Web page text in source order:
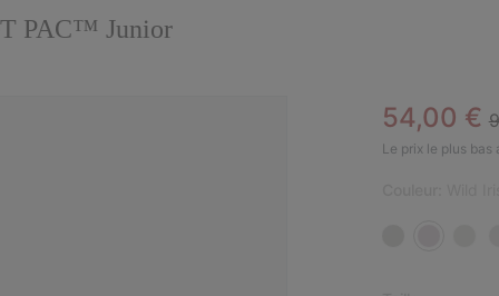
PAC™ Junior
EN
Sale
54,00 €
Le prix le plus bas